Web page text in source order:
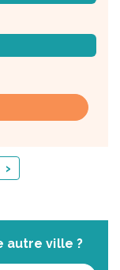
›
autre ville ?